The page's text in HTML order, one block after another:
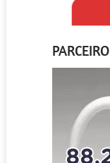
PARCEIRO